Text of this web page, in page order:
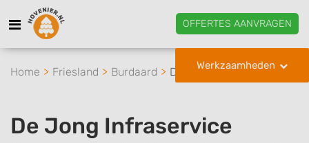
OFFERTES AANVRAGEN
Werkzaamheden
Home Friesland Burdaard De Jong Infraservice
De Jong Infraservice